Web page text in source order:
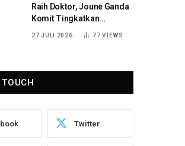
Raih Doktor, Joune Ganda
Komit Tingkatkan
Pelayanan Publik
27 JULI 2026 77VIEWS
Twitter